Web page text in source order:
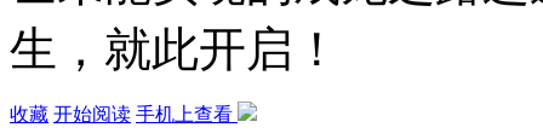
生，就此开启！
收藏 开始阅读 手机上查看